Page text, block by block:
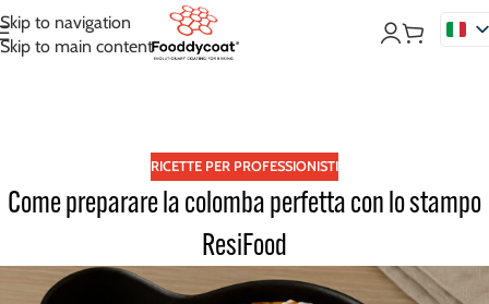
Skip to navigation
Skip to main content
RICETTE PER PROFESSIONISTI
Come preparare la colomba perfetta con lo stampo
ResiFood